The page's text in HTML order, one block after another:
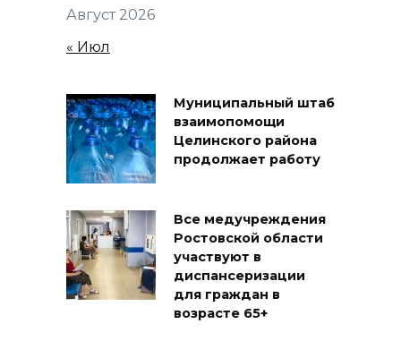
Август 2026
« Июл
Муниципальный штаб
взаимопомощи
Целинского района
продолжает работу
Все медучреждения
Ростовской области
участвуют в
диспансеризации
для граждан в
возрасте 65+